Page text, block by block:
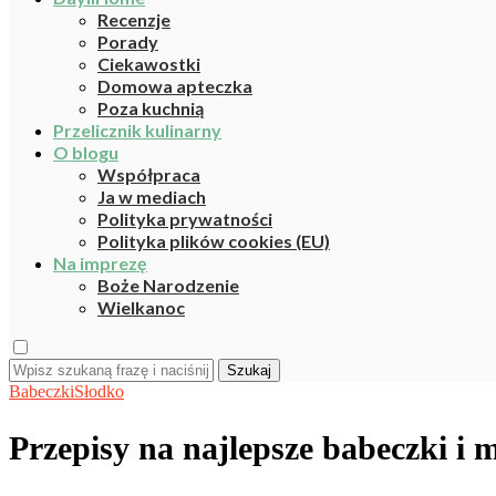
Recenzje
Porady
Ciekawostki
Domowa apteczka
Poza kuchnią
Przelicznik kulinarny
O blogu
Współpraca
Ja w mediach
Polityka prywatności
Polityka plików cookies (EU)
Na imprezę
Boże Narodzenie
Wielkanoc
Szukaj
BabeczkiSłodko
Przepisy na najlepsze babeczki i